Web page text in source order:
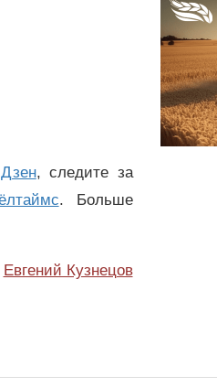
Дзен, следите за
. Больше
Евгений Кузнецов